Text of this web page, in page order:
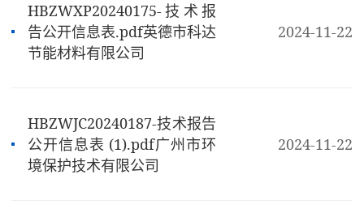
HBZWXP20240175-技术报
告公开信息表.pdf英德市科达
节能材料有限公司
2024-11-22
HBZWJC20240187-技术报告
公开信息表 (1).pdf广州市环
境保护技术有限公司
2024-11-22